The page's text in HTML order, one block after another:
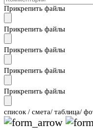
Прикрепить файлы
Прикрепить файлы
Прикрепить файлы
Прикрепить файлы
Прикрепить файлы
cписок / смета/ таблица/